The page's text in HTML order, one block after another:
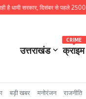
सरकार, दिसंबर से पहले 2500 से अधिक
उत्तराखंड क्राइम
CRIME
बड़ी खबर मनोरंजन राजनीति